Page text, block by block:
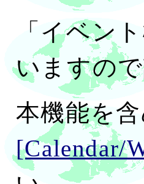
「イベン
いますの
本機能を
[Calendar/